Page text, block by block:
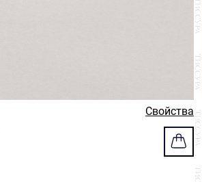
Свойства